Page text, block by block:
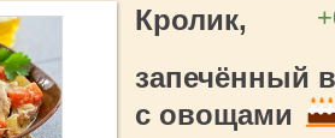
Кролик,
запечённый
с овощами